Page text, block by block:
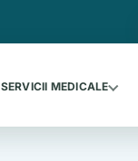
SERVICII MEDICALE